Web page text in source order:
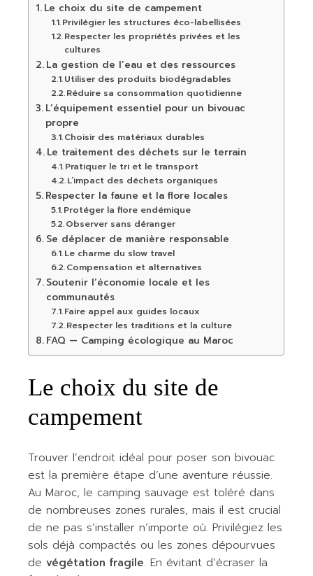
Le choix du site de campement
Privilégier les structures éco-labellisées
Respecter les propriétés privées et les
cultures
La gestion de l’eau et des ressources
Utiliser des produits biodégradables
Réduire sa consommation quotidienne
L’équipement essentiel pour un bivouac
propre
Choisir des matériaux durables
Le traitement des déchets sur le terrain
Pratiquer le tri et le transport
L’impact des déchets organiques
Respecter la faune et la flore locales
Protéger la flore endémique
Observer sans déranger
Se déplacer de manière responsable
Le charme du slow travel
Compensation et alternatives
Soutenir l’économie locale et les
communautés
Faire appel aux guides locaux
Respecter les traditions et la culture
FAQ — Camping écologique au Maroc
Le choix du site de
campement
Trouver l’endroit idéal pour poser son bivouac
est la première étape d’une aventure réussie.
Au Maroc, le camping sauvage est toléré dans
de nombreuses zones rurales, mais il est crucial
de ne pas s’installer n’importe où. Privilégiez les
sols déjà compactés ou les zones dépourvues
devégétation fragile. En évitant d’écraser la